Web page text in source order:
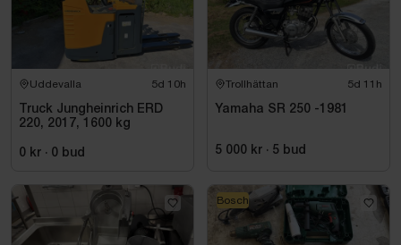
Uddevalla 5d 10h
Truck Jungheinrich ERD
220, 2017, 1600 kg
0 kr · 0 bud
Trollhättan 5d 11h
Yamaha SR 250 -1981
5 000 kr · 5 bud
Bosch